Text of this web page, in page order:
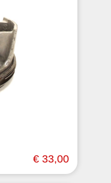
€ 33,00